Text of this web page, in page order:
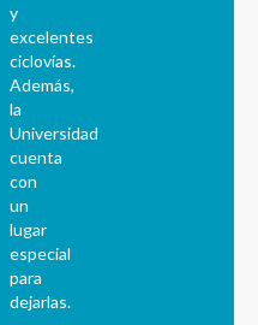
y
excelentes
ciclovías.
Además,
la
Universidad
cuenta
con
un
lugar
especial
para
dejarlas.